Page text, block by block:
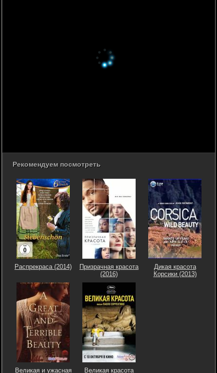
Рекомендуем посмотреть
Распрекраса (2014)
Призрачная красота
(2016)
Дикая красота
Корсики (2013)
Великая и ужасная Великая красота